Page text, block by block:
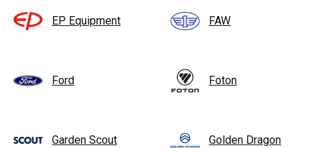
EP Equipment FAW
Ford Foton
Garden Scout Golden Dragon